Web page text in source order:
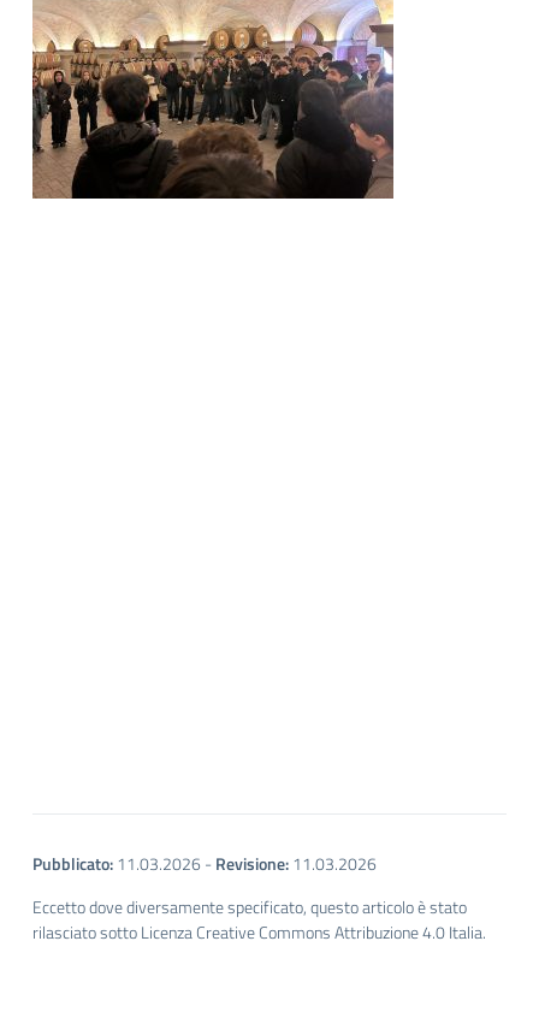
Pubblicato:11.03.2026 -Revisione:11.03.2026
Eccetto dove diversamente specificato, questo articolo è stato
rilasciato sotto Licenza Creative Commons Attribuzione 4.0 Italia.